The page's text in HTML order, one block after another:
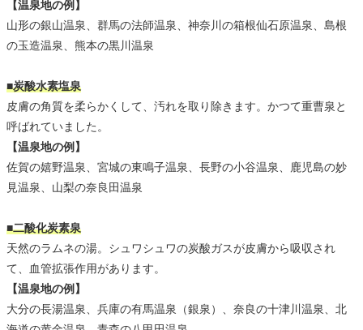
【温泉地の例】
山形の銀山温泉、群馬の法師温泉、神奈川の箱根仙石原温泉、島根
の玉造温泉、熊本の黒川温泉
■炭酸水素塩泉
皮膚の角質を柔らかくして、汚れを取り除きます。かつて重曹泉と
呼ばれていました。
【温泉地の例】
佐賀の嬉野温泉、宮城の東鳴子温泉、長野の小谷温泉、鹿児島の妙
見温泉、山梨の奈良田温泉
■二酸化炭素泉
天然のラムネの湯。シュワシュワの炭酸ガスが皮膚から吸収され
て、血管拡張作用があります。
【温泉地の例】
大分の長湯温泉、兵庫の有馬温泉（銀泉）、奈良の十津川温泉、北